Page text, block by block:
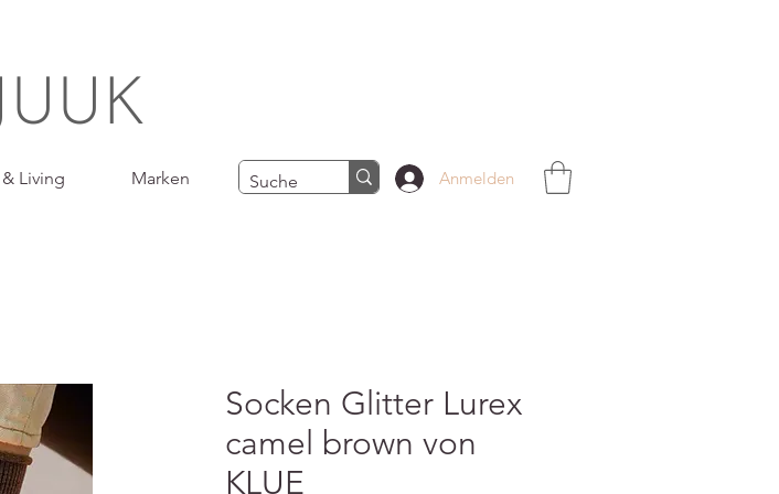
Living Marken Anmelden
Socken Glitter Lurex
camel brown von
KLUE